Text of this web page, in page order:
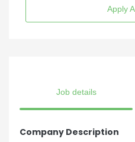
Apply
Job details
Company Description